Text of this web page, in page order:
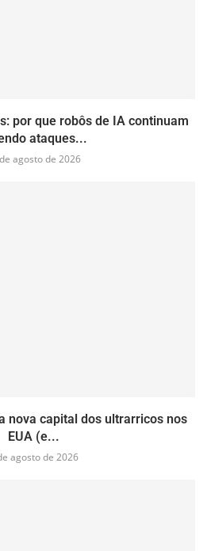
por que robôs de IA continuam
ataques...
agosto de 2026
nova capital dos ultrarricos nos
EUA (e...
agosto de 2026